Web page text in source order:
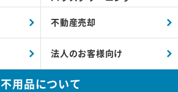
不動産売却
法人のお客様向け
不用品について